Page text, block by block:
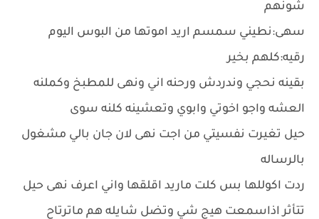
شونهم
سهى:نطيني سمسم اريد اموتها من البوس اليوم
رقيه:كلهم بخير
بقينه نحجي وندردش ورحنه اني ونهى للمطبخ وكملنه
العشه واجو اخوتي وابوي وتعشينه كلنه سوى
حيل تغيرت نفسيتي من اجت نهى لان جان بالي مشغول
بالرساله
ردت اكوللها بس كلت ماريد اقلقها واني اعرف نهى حيل
تتأثر اذاسمعت هيج شي وتضل شايله هم ماترتاح